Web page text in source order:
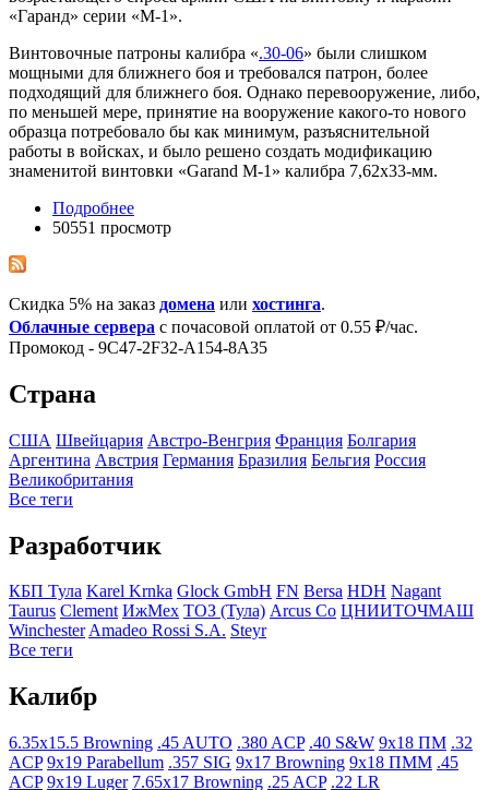
«Гаранд» серии «М-1».
Винтовочные патроны калибра «.30-06» были слишком
мощными для ближнего боя и требовался патрон, более
подходящий для ближнего боя. Однако перевооружение, либо,
по меньшей мере, принятие на вооружение какого-то нового
образца потребовало бы как минимум, разъяснительной
работы в войсках, и было решено создать модификацию
знаменитой винтовки «Garand M-1» калибра 7,62х33-мм.
Подробнее
50551 просмотр
Скидка 5% на заказ домена или хостинга.
Облачные сервера с почасовой оплатой от 0.55 ₽/час.
Промокод - 9C47-2F32-A154-8A35
Страна
США Швейцария Австро-Венгрия Франция Болгария
Аргентина Австрия Германия Бразилия Бельгия Росcия
Великобритания
Все теги
Разработчик
КБП Тула Karel Krnka Glock GmbH FN Bersa HDH Nagant
Taurus Clement ИжМех ТОЗ (Тула) Arcus Co ЦНИИТОЧМАШ
WinchesterAmadeo Rossi S.A. Steyr
Все теги
Калибр
6.35x15.5 Browning .45 AUTO .380 ACP .40 S&W 9x18 ПМ .32
ACP 9x19 Parabellum .357 SIG 9x17 Browning 9x18 ПММ .45
ACP 9x19 Luger 7.65x17 Browning .25 ACP .22 LR